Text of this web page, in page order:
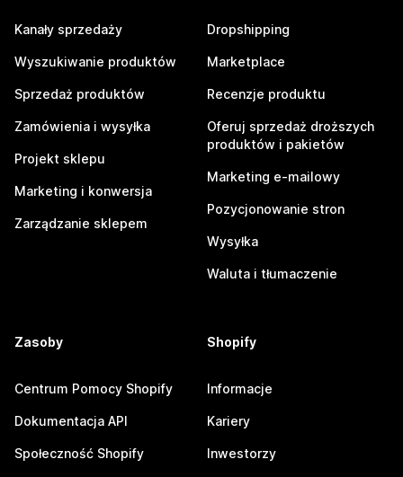
Kanały sprzedaży
Wyszukiwanie produktów
Sprzedaż produktów
Zamówienia i wysyłka
Projekt sklepu
Marketing i konwersja
Zarządzanie sklepem
Dropshipping
Marketplace
Recenzje produktu
Oferuj sprzedaż droższych
produktów i pakietów
Marketing e-mailowy
Pozycjonowanie stron
Wysyłka
Waluta i tłumaczenie
Zasoby
Centrum Pomocy Shopify
Dokumentacja API
Społeczność Shopify
Shopify
Informacje
Kariery
Inwestorzy